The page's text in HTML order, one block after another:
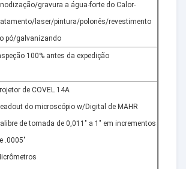
gravura a água-forte do Calor-
laser/pintura/polonês/revestimento
pó/galvanizando
100% antes da expedição
de COVEL 14A
do microscópio w/Digital de MAHR
de tomada de 0,011" a 1" em incrementos
.0005"